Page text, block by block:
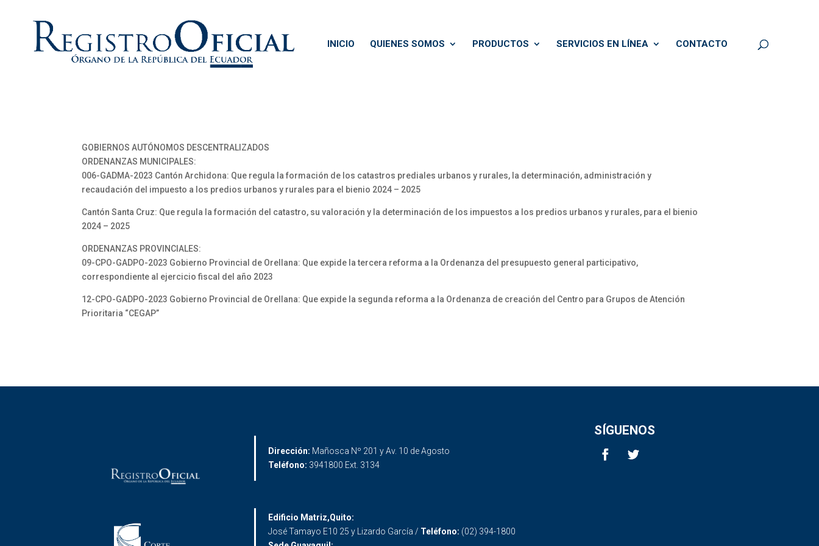
INICIO QUIENES SOMOS PRODUCTOS SERVICIOS EN LÍNEA CONTACTO
GOBIERNOS AUTÓNOMOS DESCENTRALIZADOS
ORDENANZAS MUNICIPALES:
006-GADMA-2023 Cantón Archidona: Que regula la formación de los catastros prediales urbanos y rurales, la determinación, administración y
recaudación del impuesto a los predios urbanos y rurales para el bienio 2024 – 2025
Cantón Santa Cruz: Que regula la formación del catastro, su valoración y la determinación de los impuestos a los predios urbanos y rurales, para el bienio
2024 – 2025
ORDENANZAS PROVINCIALES:
09-CPO-GADPO-2023 Gobierno Provincial de Orellana: Que expide la tercera reforma a la Ordenanza del presupuesto general participativo,
correspondiente al ejercicio fiscal del año 2023
12-CPO-GADPO-2023 Gobierno Provincial de Orellana: Que expide la segunda reforma a la Ordenanza de creación del Centro para Grupos de Atención
Prioritaria “CEGAP”
Dirección: Mañosca Nº 201 y Av. 10 de Agosto
Teléfono: 3941800 Ext. 3134
SÍGUENOS
Edificio Matriz,Quito:
José Tamayo E10 25 y Lizardo García / Teléfono: (02) 394-1800